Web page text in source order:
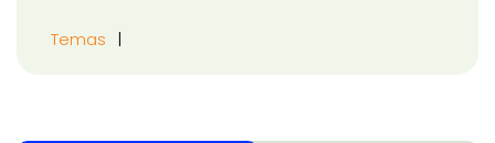
Temas